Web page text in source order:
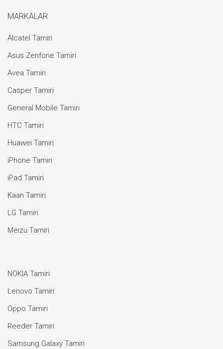
MARKALAR
Alcatel Tamiri
Asus Zenfone Tamiri
Avea Tamiri
Casper Tamiri
General Mobile Tamiri
HTC Tamiri
Huawei Tamiri
iPhone Tamiri
iPad Tamiri
Kaan Tamiri
LG Tamiri
Meizu Tamiri
NOKIA Tamiri
Lenovo Tamiri
Oppo Tamiri
Reeder Tamiri
Samsung Galaxy Tamiri